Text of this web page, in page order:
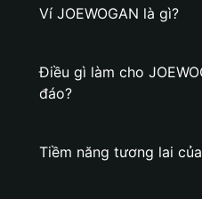
Ví JOEWOGAN là gì?
Điều gì làm cho
đáo?
Tiềm năng tương lai